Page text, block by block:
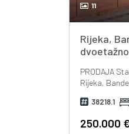
11
Rijeka,
PRODAJA
Rijeka,
38218.1
250.000